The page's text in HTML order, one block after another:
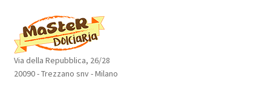
Via della Repubblica, 26/28
20090 - Trezzano snv - Milano